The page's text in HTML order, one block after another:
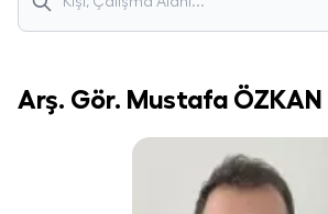
Arş. Gör. Mustafa ÖZKAN